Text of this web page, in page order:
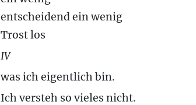
entscheidend ein wenig
Trost los
IV
was ich eigentlich bin.
Ich versteh so vieles nicht.